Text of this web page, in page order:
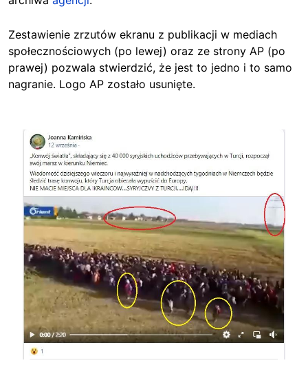
Zestawienie zrzutów ekranu z publikacji w mediach
społecznościowych (po lewej) oraz ze strony AP (po
prawej) pozwala stwierdzić, że jest to jedno i to samo
nagranie. Logo AP zostało usunięte.
Image